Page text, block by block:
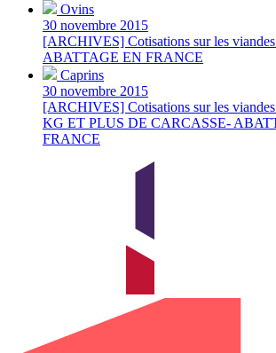
Ovins
30 novembre 2015
[ARCHIVES] Cotisations sur les
ABATTAGE EN FRANCE
Caprins
30 novembre 2015
[ARCHIVES] Cotisations sur les
KG ET PLUS DE CARCASSE-
FRANCE